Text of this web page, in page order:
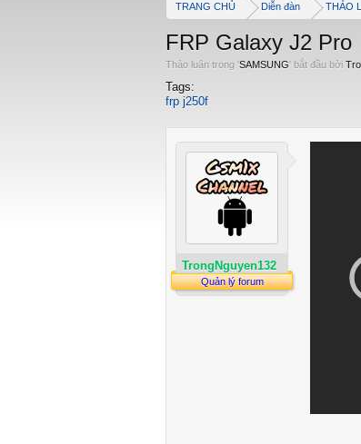
TRANG CHỦ Diễn đàn THẢO
FRP Galaxy J2 Pro
Thảo luận trong 'SAMSUNG' bắt đầu bởi
Tags:
frp j250f
TrongNguyen132
Quản lý forum